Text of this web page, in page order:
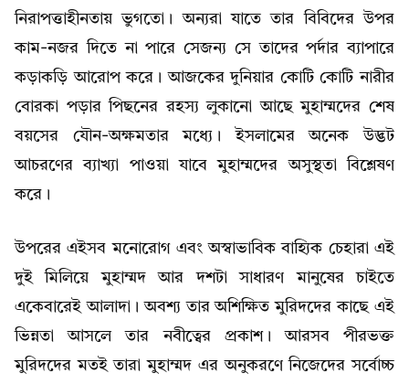
নিরাপত্তাহীনতায় ভুগতো। অন্যরা যাতে তার বিবিদের উপর
কাম-নজর দিতে না পারে সেজন্য সে তাদের পর্দার ব্যাপারে
কড়াকড়ি আরোপ করে। আজকের দুনিয়ার কোটি কোটি নারীর
বোরকা পড়ার পিছনের রহস্য লুকানো আছে মুহাম্মদের শেষ
বয়সের যৌন-অক্ষমতার মধ্যে। ইসলামের অনেক উদ্ভট
আচরণের ব্যাখ্যা পাওয়া যাবে মুহাম্মদের অসুস্থতা বিশ্লেষণ
করে।
উপরের এইসব মনোরোগ এবং অস্বাভাবিক বাহ্যিক চেহারা এই
দুই মিলিয়ে মুহাম্মদ আর দশটা সাধারণ মানুষের চাইতে
একেবারেই আলাদা। অবশ্য তার অশিক্ষিত মুরিদদের কাছে এই
ভিন্নতা আসলে তার নবীত্বের প্রকাশ। আরসব পীরভক্ত
মুরিদদের মতই তারা মুহাম্মদ এর অনুকরণে নিজেদের সর্বোচ্চ